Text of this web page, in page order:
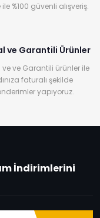
%100 güvenli alışveriş.
ve Garantili Ürünler
ve ve Garantili ürünler ile
faturalı şekilde
yapıyoruz.
İndirimlerini